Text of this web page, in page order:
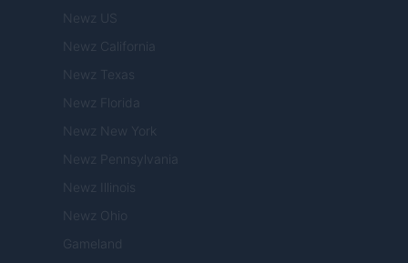
Newz US
Newz California
Newz Texas
Newz Florida
Newz New York
Newz Pennsylvania
Newz Illinois
Newz Ohio
Gameland